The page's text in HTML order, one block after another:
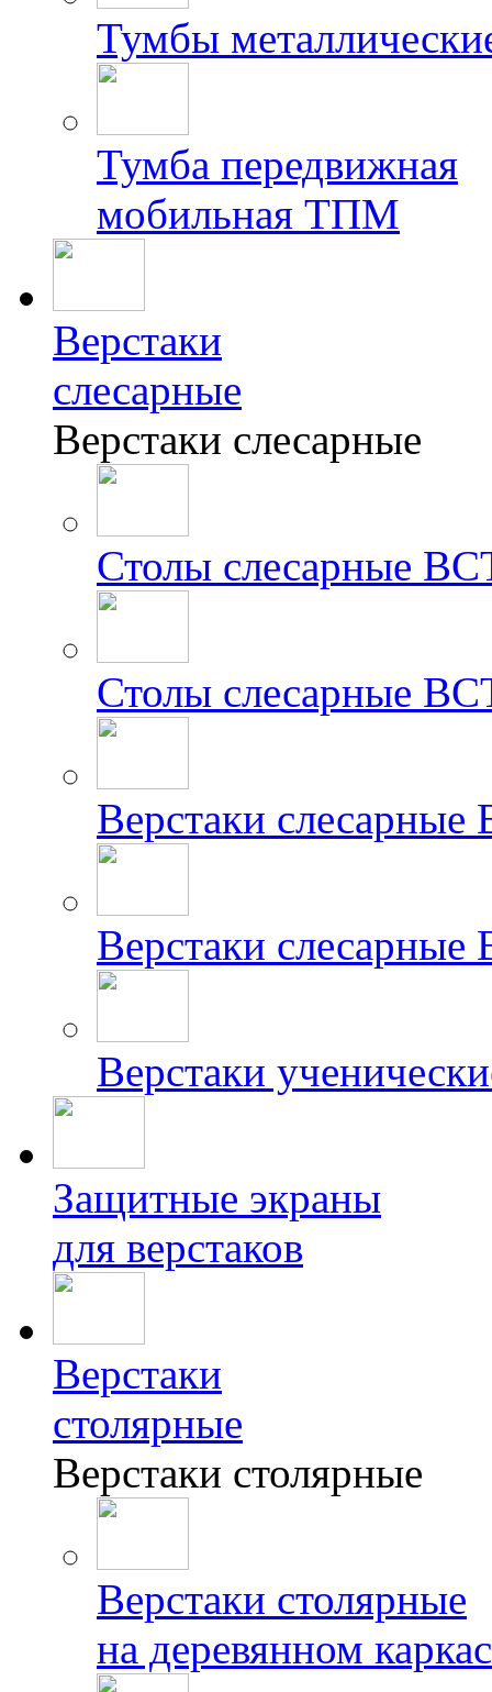
Тумбы
Тумба передвижная
мобильная ТПМ
Верстаки
слесарные
Верстаки слесарные
Столы слесарные
Столы слесарные
Верстаки
Верстаки
Верстаки
Защитные экраны
для верстаков
Верстаки
столярные
Верстаки столярные
Верстаки столярные
на деревянном